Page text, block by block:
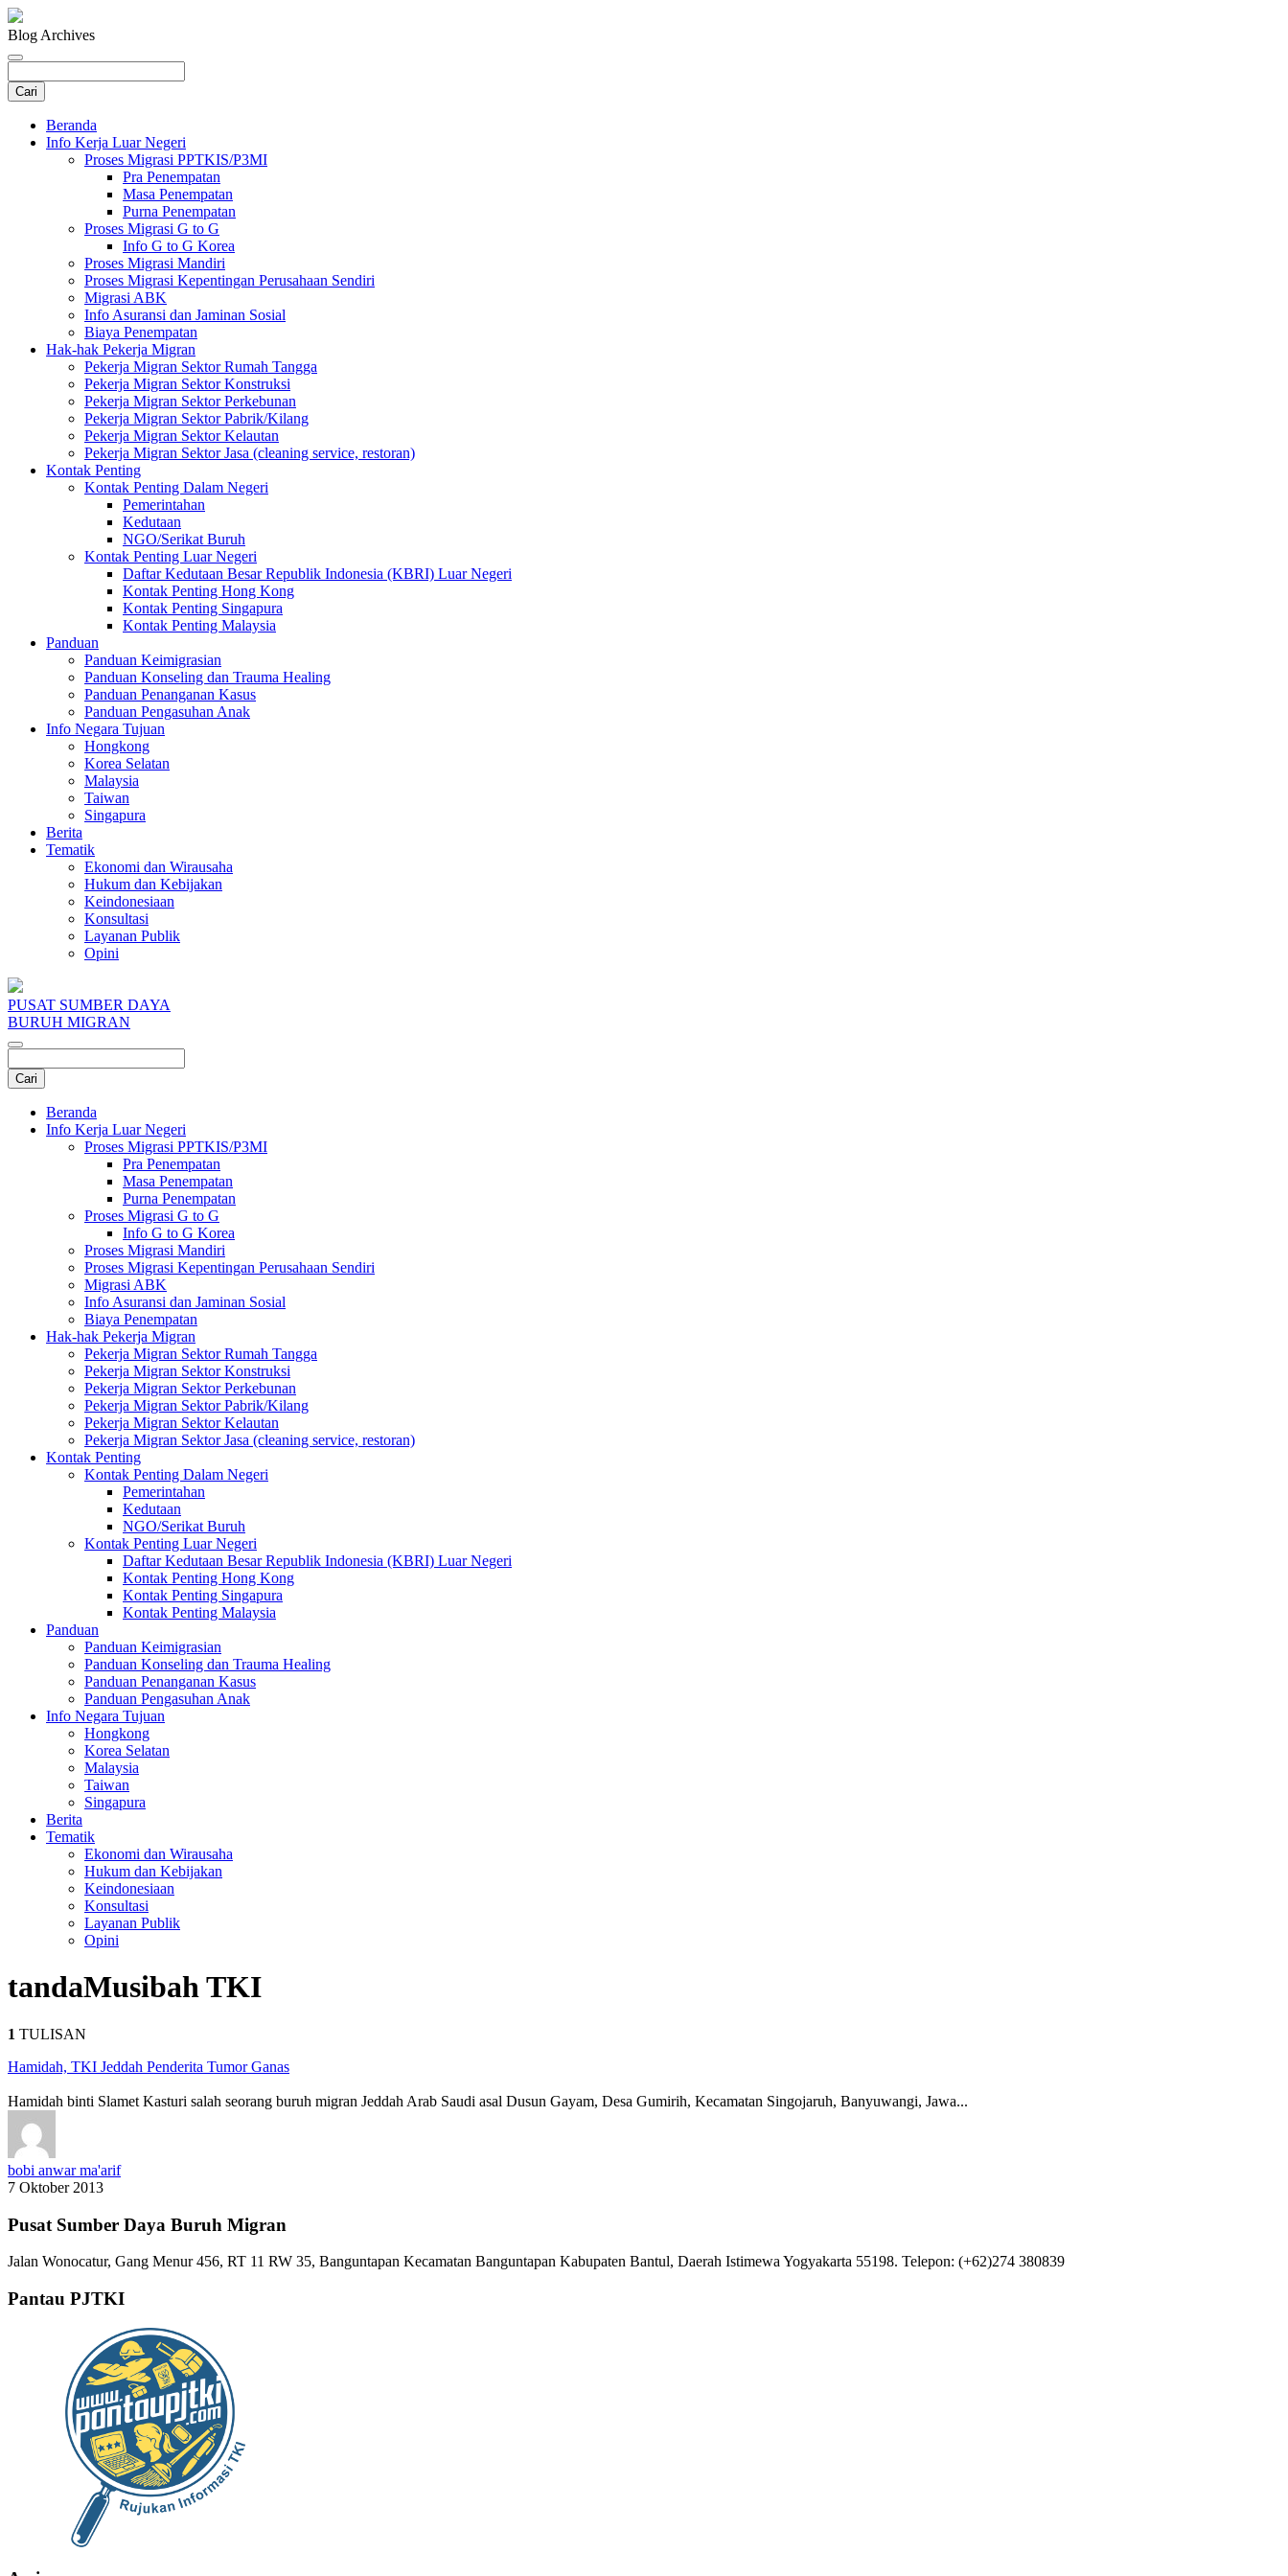
Blog Archives
Beranda
Info Kerja Luar Negeri
Proses Migrasi PPTKIS/P3MI
Pra Penempatan
Masa Penempatan
Purna Penempatan
Proses Migrasi G to G
Info G to G Korea
Proses Migrasi Mandiri
Proses Migrasi Kepentingan Perusahaan Sendiri
Migrasi ABK
Info Asuransi dan Jaminan Sosial
Biaya Penempatan
Hak-hak Pekerja Migran
Pekerja Migran Sektor Rumah Tangga
Pekerja Migran Sektor Konstruksi
Pekerja Migran Sektor Perkebunan
Pekerja Migran Sektor Pabrik/Kilang
Pekerja Migran Sektor Kelautan
Pekerja Migran Sektor Jasa (cleaning service, restoran)
Kontak Penting
Kontak Penting Dalam Negeri
Pemerintahan
Kedutaan
NGO/Serikat Buruh
Kontak Penting Luar Negeri
Daftar Kedutaan Besar Republik Indonesia (KBRI) Luar Negeri
Kontak Penting Hong Kong
Kontak Penting Singapura
Kontak Penting Malaysia
Panduan
Panduan Keimigrasian
Panduan Konseling dan Trauma Healing
Panduan Penanganan Kasus
Panduan Pengasuhan Anak
Info Negara Tujuan
Hongkong
Korea Selatan
Malaysia
Taiwan
Singapura
Berita
Tematik
Ekonomi dan Wirausaha
Hukum dan Kebijakan
Keindonesiaan
Konsultasi
Layanan Publik
Opini
PUSAT SUMBER DAYA
BURUH MIGRAN
Beranda
Info Kerja Luar Negeri
Proses Migrasi PPTKIS/P3MI
Pra Penempatan
Masa Penempatan
Purna Penempatan
Proses Migrasi G to G
Info G to G Korea
Proses Migrasi Mandiri
Proses Migrasi Kepentingan Perusahaan Sendiri
Migrasi ABK
Info Asuransi dan Jaminan Sosial
Biaya Penempatan
Hak-hak Pekerja Migran
Pekerja Migran Sektor Rumah Tangga
Pekerja Migran Sektor Konstruksi
Pekerja Migran Sektor Perkebunan
Pekerja Migran Sektor Pabrik/Kilang
Pekerja Migran Sektor Kelautan
Pekerja Migran Sektor Jasa (cleaning service, restoran)
Kontak Penting
Kontak Penting Dalam Negeri
Pemerintahan
Kedutaan
NGO/Serikat Buruh
Kontak Penting Luar Negeri
Daftar Kedutaan Besar Republik Indonesia (KBRI) Luar Negeri
Kontak Penting Hong Kong
Kontak Penting Singapura
Kontak Penting Malaysia
Panduan
Panduan Keimigrasian
Panduan Konseling dan Trauma Healing
Panduan Penanganan Kasus
Panduan Pengasuhan Anak
Info Negara Tujuan
Hongkong
Korea Selatan
Malaysia
Taiwan
Singapura
Berita
Tematik
Ekonomi dan Wirausaha
Hukum dan Kebijakan
Keindonesiaan
Konsultasi
Layanan Publik
Opini
tandaMusibah TKI
1 TULISAN
Hamidah, TKI Jeddah Penderita Tumor Ganas
Hamidah binti Slamet Kasturi salah seorang buruh migran Jeddah Arab Saudi asal Dusun Gayam, Desa Gumirih, Kecamatan Singojaruh, Banyuwangi, Jawa...
bobi anwar ma'arif
7 Oktober 2013
Pusat Sumber Daya Buruh Migran
Jalan Wonocatur, Gang Menur 456, RT 11 RW 35, Banguntapan Kecamatan Banguntapan Kabupaten Bantul, Daerah Istimewa Yogyakarta 55198. Telepon: (+62)274 380839
Pantau PJTKI